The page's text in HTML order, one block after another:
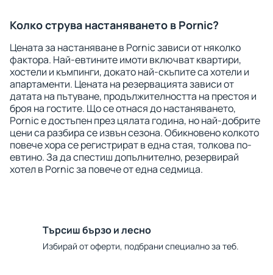
Колко струва настаняването в Pornic?
Цената за настаняване в Pornic зависи от няколко
фактора. Най-евтините имоти включват квартири,
хостели и къмпинги, докато най-скъпите са хотели и
апартаменти. Цената на резервацията зависи от
датата на пътуване, продължителността на престоя и
броя на гостите. Що се отнася до настаняването,
Pornic е достъпен през цялата година, но най-добрите
цени са разбира се извън сезона. Обикновено колкото
повече хора се регистрират в една стая, толкова по-
евтино. За да спестиш допълнително, резервирай
хотел в Pornic за повече от една седмица.
Търсиш бързо и лесно
Избирай от оферти, подбрани специално за теб.